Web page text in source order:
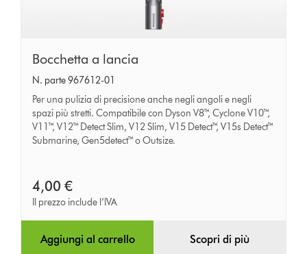
Bocchetta
a
lancia
Bocchetta a lancia
N. parte 967612-01
Per una pulizia di precisione anche negli angoli e negli
spazi più stretti. Compatibile con Dyson V8™, Cyclone V10™,
V11™, V12™ Detect Slim, V12 Slim, V15 Detect™, V15s Detect™
Submarine, Gen5detect™ o Outsize.
4,00 €
Il prezzo include l’IVA
Aggiungi al carrello Scopri di più